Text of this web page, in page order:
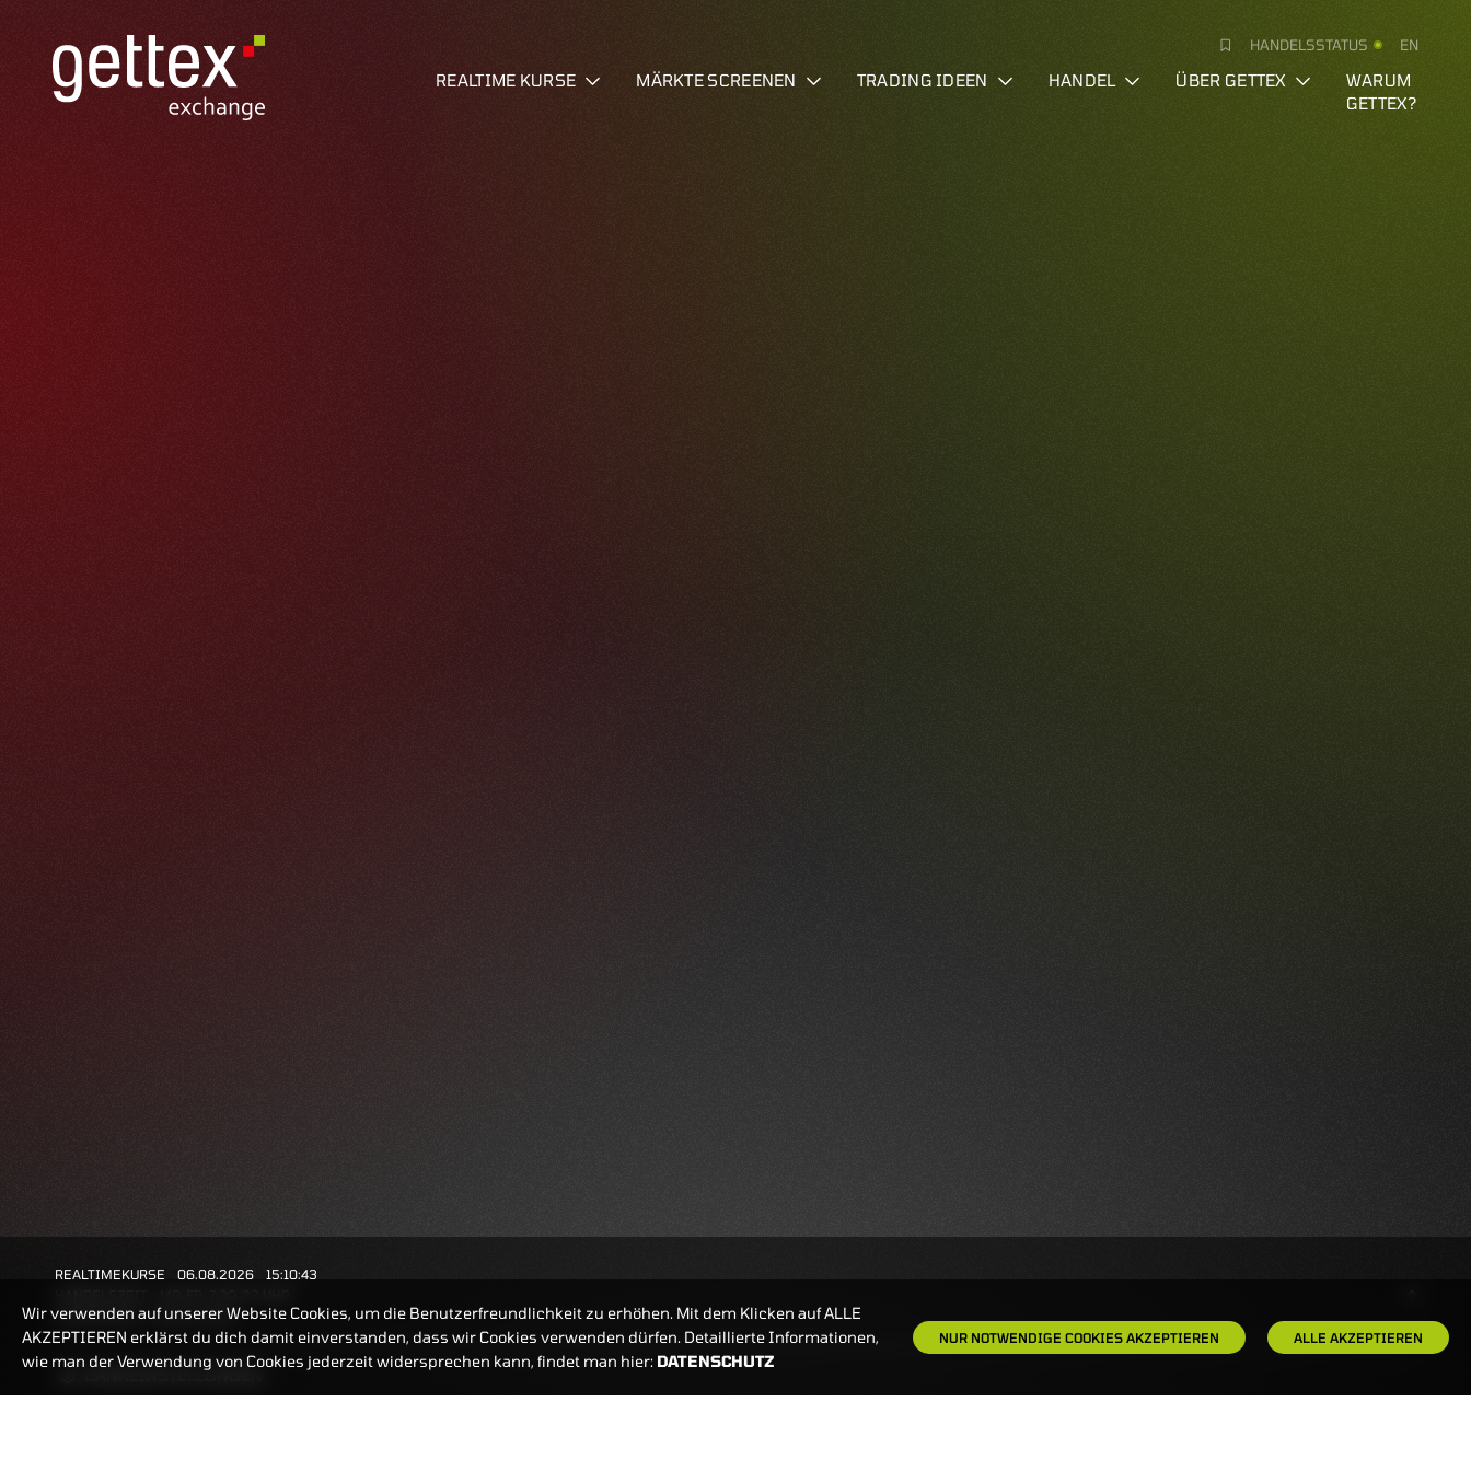
HANDELSSTATUS EN
REALTIME KURSE MÄRKTE SCREENEN TRADING IDEEN HANDEL ÜBER GETTEX
WARUM
GETTEX?
BANKEINSTELLUNGEN
REALTIMEKURSE 06.08.2026
15:10:43
ZERTIFIKATE
8:00-22 UHR
Wir verwenden auf unserer Website Cookies, um die Benutzerfreundlichkeit zu erhöhen. Mit dem Klicken auf ALLE
AKZEPTIEREN erklärst du dich damit einverstanden, dass wir Cookies verwenden dürfen. Detaillierte Informationen,
wie man der Verwendung von Cookies jederzeit widersprechen kann, findet man hier: DATENSCHUTZ
NUR NOTWENDIGE COOKIES AKZEPTIEREN ALLE AKZEPTIEREN